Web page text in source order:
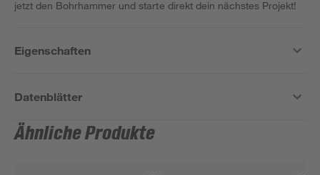
jetzt den Bohrhammer und starte direkt dein nächstes Projekt!
Eigenschaften
Datenblätter
Ähnliche Produkte